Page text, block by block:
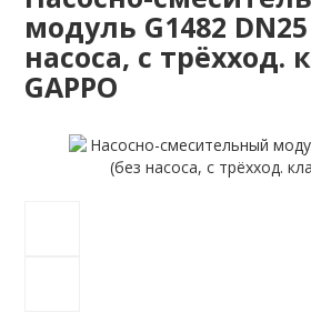
модуль G1482
насоса, с трёхход.
GAPPO